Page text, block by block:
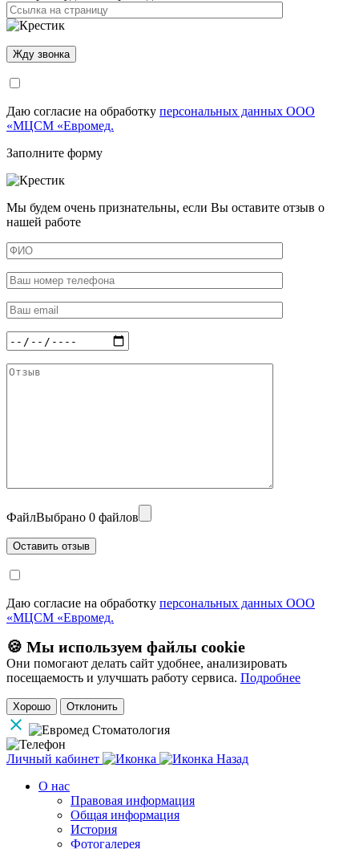
Даю согласие на обработку персональных данных ООО
«МЦСМ «Евромед.
Заполните форму
Мы будем очень признательны, если Вы оставите отзыв о
нашей работе
ФайлВыбрано 0 файлов
Даю согласие на обработку персональных данных ООО
«МЦСМ «Евромед.
🍪 Мы используем файлы cookie
Они помогают делать сайт удобнее, анализировать
посещаемость и улучшать работу сервиса. Подробнее
Хорошо Отклонить
Личный кабинет
Назад
О нас
Правовая информация
Общая информация
История
Фотогалерея